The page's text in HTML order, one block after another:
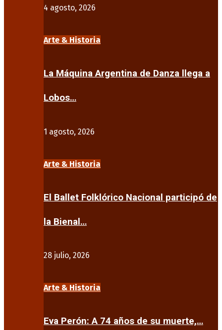
4 agosto, 2026
Arte & Historia
La Máquina Argentina de Danza llega a
Lobos…
1 agosto, 2026
Arte & Historia
El Ballet Folklórico Nacional participó de
la Bienal…
28 julio, 2026
Arte & Historia
Eva Perón: A 74 años de su muerte,…